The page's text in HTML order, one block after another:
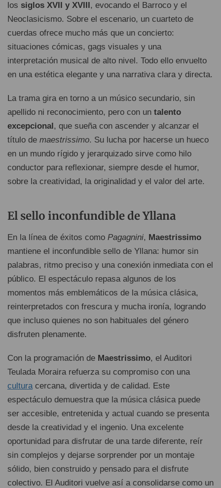
los siglos XVII y XVIII , evocando el Barroco y el
Neoclasicismo. Sobre el escenario, un cuarteto de
cuerdas ofrece mucho más que un concierto:
situaciones cómicas, gags visuales y una
interpretación musical de alto nivel. Todo ello envuelto
en una estética elegante y una narrativa clara y directa.
La trama gira en torno a un músico secundario, sin
apellido ni reconocimiento, pero con un talento
excepcional , que sueña con ascender y alcanzar el
título de maestrissimo. Su lucha por hacerse un hueco
en un mundo rígido y jerarquizado sirve como hilo
conductor para reflexionar, siempre desde el humor,
sobre la creatividad, la originalidad y el valor del arte.
El sello inconfundible de Yllana
En la línea de éxitos como Pagagnini, Maestrissimo
mantiene el inconfundible sello de Yllana: humor sin
palabras, ritmo preciso y una conexión inmediata con el
público. El espectáculo repasa algunos de los
momentos más emblemáticos de la música clásica,
reinterpretados con frescura y mucha ironía, logrando
que incluso quienes no son habituales del género
disfruten plenamente.
Con la programación de Maestrissimo, el Auditori
Teulada Moraira refuerza su compromiso con una
culturacercana, divertida y de calidad. Este
espectáculo demuestra que la música clásica puede
ser accesible, entretenida y actual cuando se presenta
desde la creatividad y el ingenio. Una excelente
oportunidad para disfrutar de una tarde diferente, reír
sin complejos y dejarse sorprender por un montaje
sólido, bien construido y pensado para el disfrute
colectivo. El Auditori vuelve así a consolidarse como un